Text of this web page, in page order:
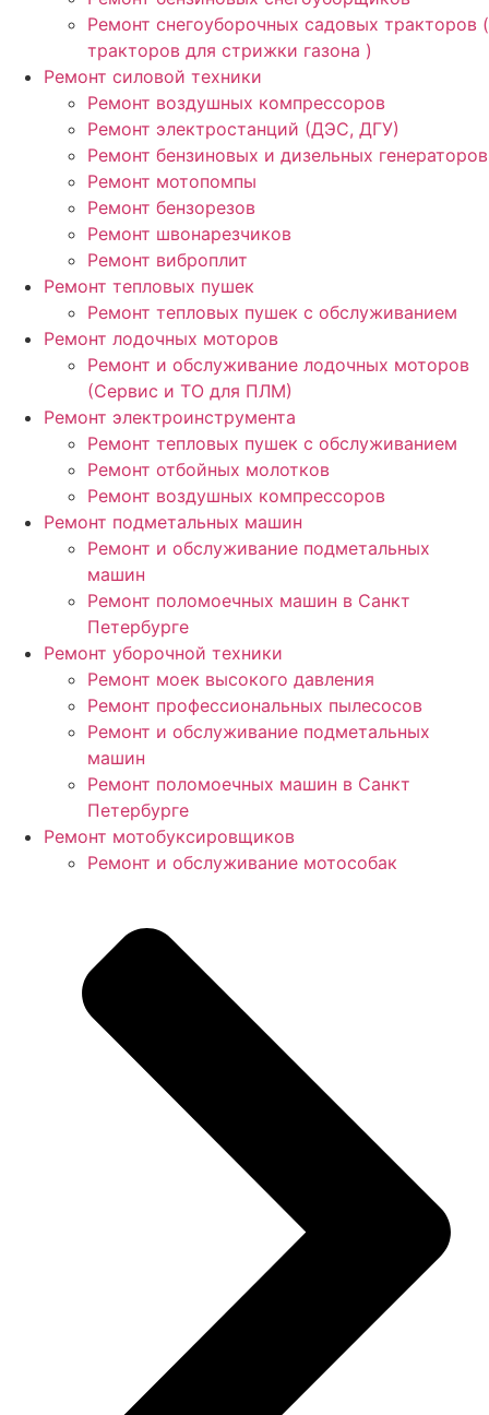
Ремонт снегоуборочных садовых тракторов (
тракторов для стрижки газона )
Ремонт силовой техники
Ремонт воздушных компрессоров
Ремонт электростанций (ДЭС, ДГУ)
Ремонт бензиновых и дизельных генераторов
Ремонт мотопомпы
Ремонт бензорезов
Ремонт швонарезчиков
Ремонт виброплит
Ремонт тепловых пушек
Ремонт тепловых пушек с обслуживанием
Ремонт лодочных моторов
Ремонт и обслуживание лодочных моторов
(Сервис и ТО для ПЛМ)
Ремонт электроинструмента
Ремонт тепловых пушек с обслуживанием
Ремонт отбойных молотков
Ремонт воздушных компрессоров
Ремонт подметальных машин
Ремонт и обслуживание подметальных
машин
Ремонт поломоечных машин в Санкт
Петербурге
Ремонт уборочной техники
Ремонт моек высокого давления
Ремонт профессиональных пылесосов
Ремонт и обслуживание подметальных
машин
Ремонт поломоечных машин в Санкт
Петербурге
Ремонт мотобуксировщиков
Ремонт и обслуживание мотособак